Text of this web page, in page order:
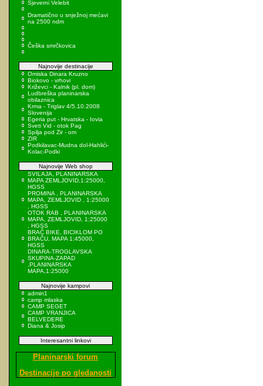
Sjeverni Velebit
Dramatično u snježnoj mećavi
na 2500 ndm
Češka smrčkovica
Najnovije destinacije
Omiska Dinara Kruzno
Biokovo - vrhovi
Križevci - Kalnik (pl. dom)
Ludbreška planinarska
obilaznica
Krma - Triglav 4/5.10.2008
Slovenija
Egeria put - Hrvatska - Iovia
Sveti Vid - otok Pag
Spilja pod Zir - om
ZIR
Podkilavac-Mudna dol-Hahlići-
Kolac-Podki
Najnovije Web shop
SVILAJA, PLANINARSKA
MAPA ZEMLJOVID,1:25000,
HGSS
PROMINA , PLANINARSKA
MAPA, ZEMLJOVID , 1:25000
, HGSS
OTOK RAB , PLANINARSKA
MAPA, ZEMLJOVID, 1:25000
, HGSS
BRAČ BIKE, BICIKLOM PO
BRAČU, MAPA 1:45000,
HGSS
DINARA-TROGLAVSKA
SKUPINA-ZAPAD
,PLANINARSKA
MAPA,1:25000
Najnovije kampovi
admin1
camp mlaska
CAMP SEGET
CAMP VRANJICA
BELVEDERE
Diana & Josip
Interesantni linkovi
Planinarski forum
Destinacije po gledanosti